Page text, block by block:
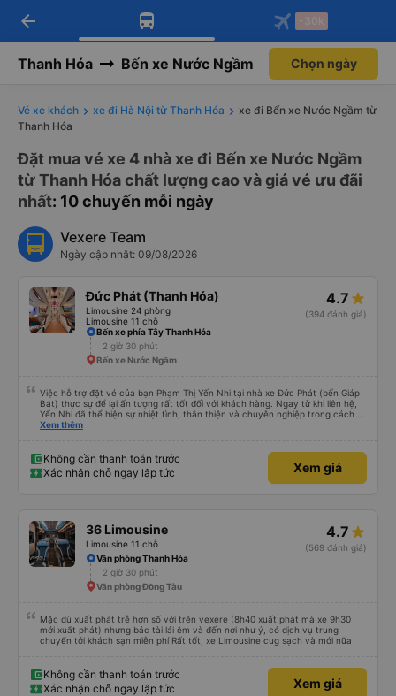
Tải app Vexere ngay!
Nhận ưu đãi thành viên độc
Mở app
Tải app Vexere
-30k/ghế khi đặt vé máy bay qua
Mở app
arrow_back -30k
Thanh Hóa Bến xe Nước Ngầm Chọn ngày
Vé xe khách xe đi Hà Nội từ Thanh Hóa
xe đi Bến xe Nước Ngầm từ
Thanh Hóa
Đặt mua vé xe 4 nhà xe đi Bến xe Nước Ngầm
từ Thanh Hóa chất lượng cao và giá vé ưu đãi
nhất: 10 chuyến mỗi ngày
Vexere Team
Ngày cập nhật: 09/08/2026
Đức Phát (Thanh Hóa)
Limousine 24 phòng
Limousine 11 chỗ
4.7
(394 đánh giá)
Bến xe phía Tây Thanh Hóa
2 giờ 30 phút
Bến xe Nước Ngầm
Việc hỗ trợ đặt vé của bạn Phạm Thị Yến Nhi tại nhà xe Đức Phát (bến Giáp
Bát) thực sự để lại ấn tượng rất tốt đối với khách hàng. Ngay từ khi liên hệ,
Yến Nhi đã thể hiện sự nhiệt tình, thân thiện và chuyên nghiệp trong cách tư
vấn. Mọi thắc mắc đều được giải đáp rõ ràng, nhanh chóng, giúp khách hàng
trình đặt vé, từ việc giữ chỗ, xác nhận thông tin đến nhắc nhở giờ xe chạy.
Sự tận tâm và chu đáo này giúp khách hàng cảm thấy yên tâm và tin tưởng
hơn khi sử dụng dịch vụ của nhà xe Đức Phát. Thái độ làm việc nghiêm túc,
khen ngợi trong lĩnh vực dịch vụ vận tải hành khách.
Xem thêm
Không cần thanh toán trước
Xác nhận chỗ ngay lập tức
Xem giá
36 Limousine
Limousine 11 chỗ
4.7
(569 đánh giá)
Văn phòng Thanh Hóa
2 giờ 30 phút
Văn phòng Đồng Tàu
Mặc dù xuất phát trễ hơn số với trên vexere (8h40 xuất phát mà xe 9h30
mới xuất phát) nhưng bác tài lái êm và đến nơi như ý, có dịch vụ trung
chuyển tới khách sạn miễn phí Rất tốt, xe Limousine cug sạch và mới nữa
Không cần thanh toán trước
Xác nhận chỗ ngay lập tức
Xem giá